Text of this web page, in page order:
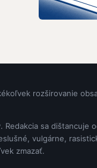
rozširovanie
sa dištancuje
vulgárne,
zmazať.